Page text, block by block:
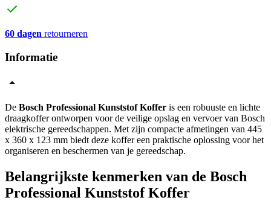
60 dagen retourneren
Informatie
De Bosch Professional Kunststof Koffer is een robuuste en lichte
draagkoffer ontworpen voor de veilige opslag en vervoer van Bosch
elektrische gereedschappen. Met zijn compacte afmetingen van 445
x 360 x 123 mm biedt deze koffer een praktische oplossing voor het
organiseren en beschermen van je gereedschap.
Belangrijkste kenmerken van de Bosch
Professional Kunststof Koffer